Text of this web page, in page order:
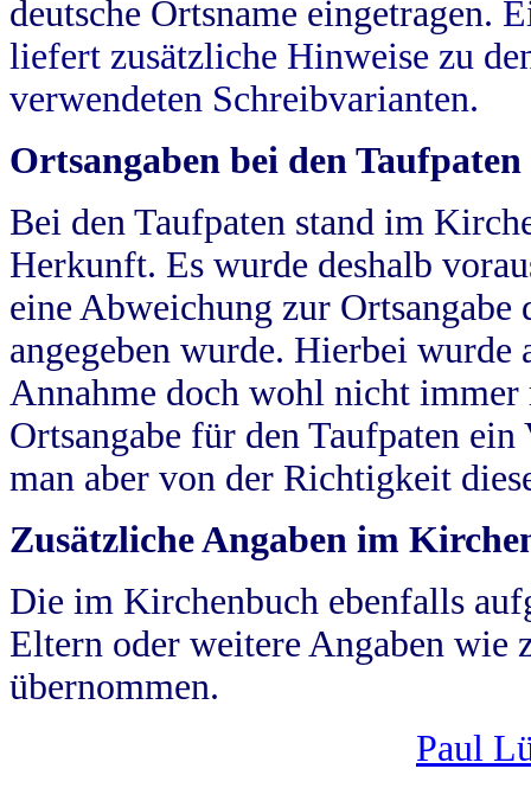
deutsche Ortsname eingetragen.
liefert zusätzliche Hinweise zu
verwendeten Schreibvarianten.
Ortsangaben bei den Taufpaten
Bei den Taufpaten stand im
Herkunft. Es wurde deshalb
eine Abweichung zur
angegeben wurde. Hierbei wurde
Annahme doch wohl nicht
Ortsangabe für den Taufpaten
man aber von der Richtigkeit
Zusätzliche Angaben im
Die im Kirchenbuch ebenfalls
Eltern oder weitere Angaben wie
übernommen.
Paul